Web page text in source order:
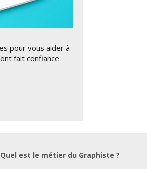
pour vous aider à
fait confiance
Quel est le métier du Graphiste ?